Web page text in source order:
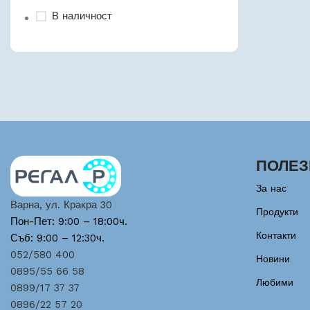
В наличност
Варна, ул. Кракра 30
Пон-Пет: 9:00 – 18:00ч.
Съб: 9:00 – 12:30ч.
052/580 400
0895/55 66 58
0899/17 37 37
0896/22 57 20
За нас
Продукти
Контакти
Новини
Любими